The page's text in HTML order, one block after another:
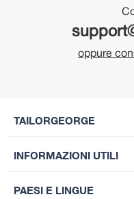
oppure
TAILORGEORGE
INFORMAZIONI UTILI
PAESI E LINGUE